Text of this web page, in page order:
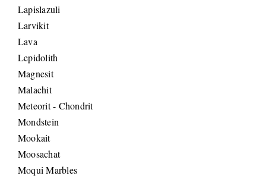
Lapislazuli
Larvikit
Lava
Lepidolith
Magnesit
Malachit
Meteorit - Chondrit
Mondstein
Mookait
Moosachat
Moqui Marbles